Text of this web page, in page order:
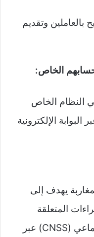
وتقديم
النظام الخاص
الإلكترونية
يهدف إلى
المتعلقة
بالصندوق الوطني للضمان الاجتماعي (CNSS) عبر